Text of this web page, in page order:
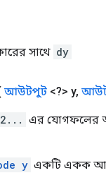
সাথে dy
আউটপুট <?> y,
এর যোগফলের
y একটি একক